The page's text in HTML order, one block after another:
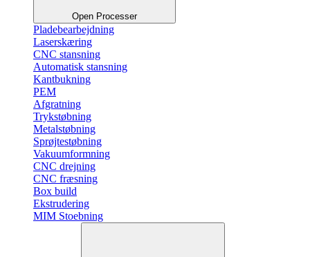
Open Processer
Pladebearbejdning
Laserskæring
CNC stansning
Automatisk stansning
Kantbukning
PEM
Afgratning
Trykstøbning
Metalstøbning
Sprøjtestøbning
Vakuumformning
CNC drejning
CNC fræsning
Box build
Ekstrudering
MIM Stoebning